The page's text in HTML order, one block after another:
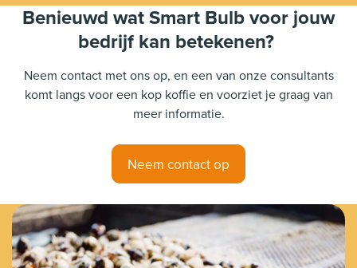
Benieuwd wat Smart Bulb voor jouw
bedrijf kan betekenen?
Neem contact met ons op, en een van onze consultants
komt langs voor een kop koffie en voorziet je graag van
meer informatie.
Neem contact op